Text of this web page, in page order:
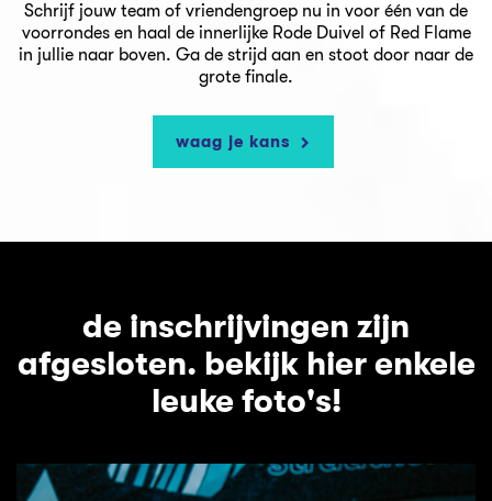
Schrijf jouw team of vriendengroep nu in voor één van de
voorrondes en haal de innerlijke Rode Duivel of Red Flame
in jullie naar boven. Ga de strijd aan en stoot door naar de
grote finale.
waag je kans
de inschrijvingen zijn
afgesloten. bekijk hier enkele
leuke foto's!